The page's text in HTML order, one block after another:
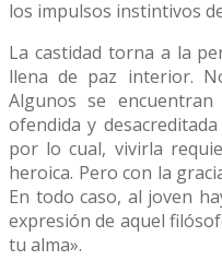
los impulsos instintivos
La castidad torna a la
llena de paz interior.
Algunos se
ofendida y
por lo cual, vivirla
heroica. Pero con la
En todo caso, al joven
expresión de aquel
tu alma».